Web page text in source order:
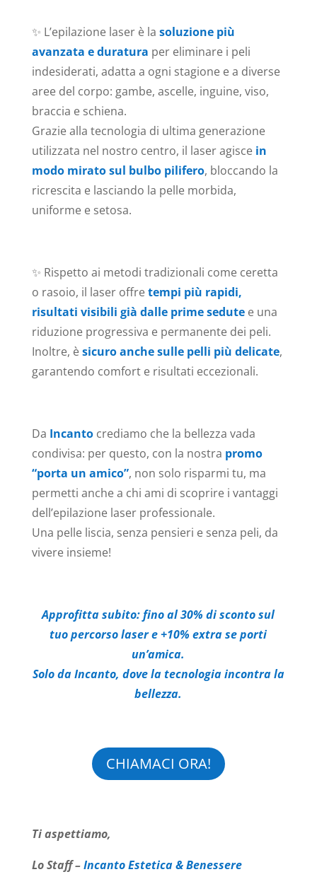
✨ L’epilazione laser è la soluzione più
avanzata e duratura per eliminare i peli
indesiderati, adatta a ogni stagione e a diverse
aree del corpo: gambe, ascelle, inguine, viso,
braccia e schiena.
Grazie alla tecnologia di ultima generazione
utilizzata nel nostro centro, il laser agisce in
modo mirato sul bulbo pilifero, bloccando la
ricrescita e lasciando la pelle morbida,
uniforme e setosa.
✨ Rispetto ai metodi tradizionali come ceretta
o rasoio, il laser offretempi più rapidi,
risultati visibili già dalle prime sedutee una
riduzione progressiva e permanente dei peli.
Inoltre, èsicuro anche sulle pelli più delicate,
garantendo comfort e risultati eccezionali.
Da Incantocrediamo che la bellezza vada
condivisa: per questo, con la nostra promo
“porta un amico”, non solo risparmi tu, ma
permetti anche a chi ami di scoprire i vantaggi
dell’epilazione laser professionale.
Una pelle liscia, senza pensieri e senza peli, da
vivere insieme!
Approfitta subito: fino al 30% di sconto sul
tuo percorso laser e +10% extra se porti
un’amica.
Solo da Incanto, dove la tecnologia incontra la
bellezza.
CHIAMACI ORA!
Ti aspettiamo,
Lo Staff –Incanto Estetica & Benessere